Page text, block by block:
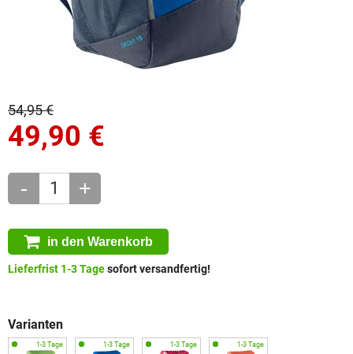
54,95 €
49,90 €
- +
in den Warenkorb
Lieferfrist 1-3 Tagesofort versandfertig!
Varianten